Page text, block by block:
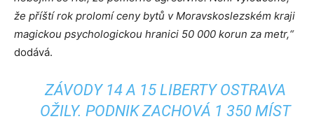
že příští rok prolomí ceny bytů v Moravskoslezském kraji
magickou psychologickou hranici 50 000 korun za metr,“
dodává.
ZÁVODY 14 A 15 LIBERTY OSTRAVA
OŽILY. PODNIK ZACHOVÁ 1 350 MÍST